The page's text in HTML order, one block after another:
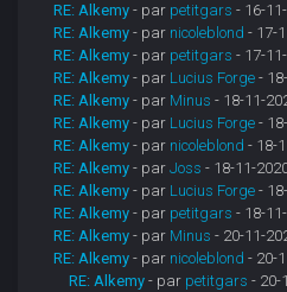
RE: Alkemy - par petitgars - 16-
RE: Alkemy - par nicoleblond - 17-
RE: Alkemy - par petitgars - 17-
RE: Alkemy - par Lucius Forge -
RE: Alkemy - par Minus - 18-11-
RE: Alkemy - par Lucius Forge -
RE: Alkemy - par nicoleblond - 18-
RE: Alkemy - parJoss - 18-11-
RE: Alkemy - par Lucius Forge -
RE: Alkemy - par petitgars - 18-
RE: Alkemy - par Minus - 20-11-
RE: Alkemy - par nicoleblond - 20-
RE: Alkemy - par petitgars - 20-